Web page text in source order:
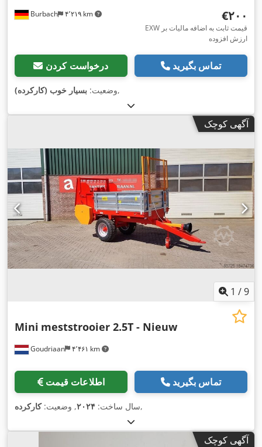
Burbach ۴٬۲۱۹ km ‎€۲۰۰
EXW قیمت ثابت به اضافه مالیات بر
ارزش افزوده
درخواست کردن تماس بگیرید
وضعیت: بسیار خوب (کارکرده) ,
آگهی کوچک
1 /9
Goudriaan ۴٬۴۶۱ km
Mini meststrooier 2.5T - Nieuw
اطلاعات قیمت تماس بگیرید
سال ساخت: ۲۰۲۴, وضعیت:کارکرده ,
آگهی کوچک